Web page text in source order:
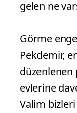
gelen ne
Görme
Pekdemir,
düzenlenen
evlerine
Valim